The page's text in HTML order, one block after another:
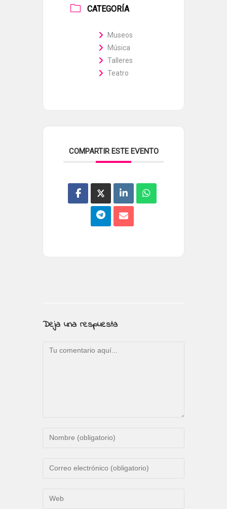
CATEGORÍA
Museos
Música
Talleres
Teatro
COMPARTIR ESTE EVENTO
Deja una respuesta
Comentario
Introduce
de
Introduce
Introduce